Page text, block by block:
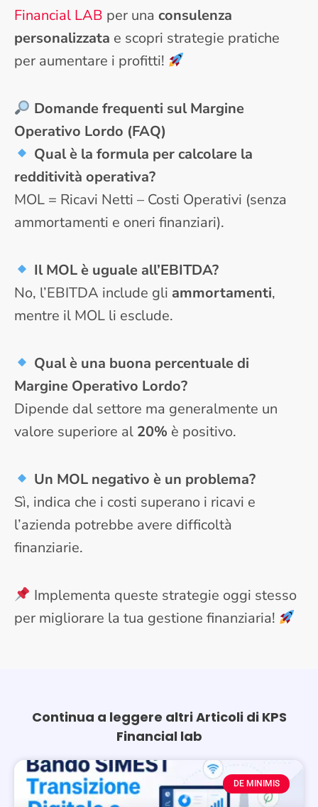
Financial LAB per una consulenza
personalizzata e scopri strategie pratiche
per aumentare i profitti!
Domande frequenti sul Margine
Operativo Lordo (FAQ)
Qual è la formula per calcolare la
redditività operativa?
MOL = Ricavi Netti – Costi Operativi (senza
ammortamenti e oneri finanziari).
Il MOL è uguale all’EBITDA?
No, l’EBITDA include gli ammortamenti,
mentre il MOL li esclude.
Qual è una buona percentuale di
Margine Operativo Lordo?
Dipende dal settore ma generalmente un
valore superiore al 20% è positivo.
Un MOL negativo è un problema?
Sì, indica che i costi superano i ricavi e
l’azienda potrebbe avere difficoltà
finanziarie.
Implementa queste strategie oggi stesso
per migliorare la tua gestione finanziaria!
Continua a leggere altri Articoli di KPS
Financial lab
DE MINIMIS
PagePage